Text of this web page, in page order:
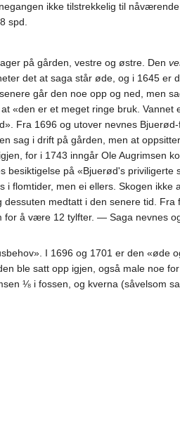
ikke tilstrekkelig til
spd.
på gården, vestre og østre. Den
det at saga står øde, og i 1645 er
går den noe opp og ned, men
«den er et meget ringe bruk.
Fra 1696 og utover nevnes
sag i drift på gården, men at
for i 1743 inngår Ole Augrimsen
på «Bjuerød's priviligerte
flomtider, men ei ellers. Skogen ikke
medtatt i den senere tid.
å være 12 tylfter. — Saga nevnes
I 1696 og 1701 er den «øde
ble satt opp igjen, også male noe
⅛ i fossen, og kverna (såvelsom